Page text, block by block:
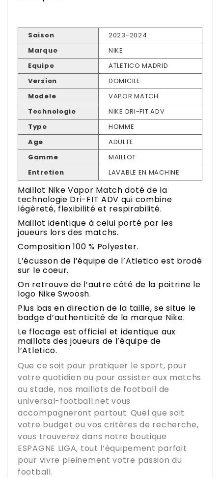
Maillot Nike Vapor Match doté de la
technologie Dri-FIT ADV qui combine
légèreté, flexibilité et respirabilité.
Maillot identique à celui porté par les
joueurs lors des matchs.
Composition 100 % Polyester.
L’écusson de l’équipe de l’Atletico est brodé
sur le coeur.
On retrouve de l’autre côté de la poitrine le
logo Nike Swoosh.
Plus bas en direction de la taille, se situe le
badge d’authenticité de la marque Nike.
Le flocage est officiel et identique aux
maillots des joueurs de l’équipe de
l’Atletico.
Que ce soit pour pratiquer le sport, pour
votre quotidien ou pour assister aux matchs
au stade, nos maillots de football de
universal-football.net vous
accompagneront partout. Quel que soit
votre budget ou vos critères de recherche,
vous trouverez dans notre boutique
ESPAGNE LIGA, tout l’équipement parfait
pour vivre pleinement votre passion du
football.
Saison
2023-2024
Marque
NIKE
Equipe
ATLETICO MADRID
Version
DOMICILE
Modele
VAPOR MATCH
Technologie
NIKE DRI-FIT ADV
Type
HOMME
Age
ADULTE
Gamme
MAILLOT
Entretien
LAVABLE EN MACHINE